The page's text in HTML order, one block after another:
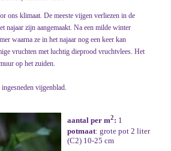
ons klimaat. De meeste vijgen verliezen in de
najaar zijn aangemaakt. Na een milde winter
waarna ze in het najaar nog een keer kan
vruchten met luchtig dieprood vruchtvlees. Het
op het zuiden.
vijgenblad.
aantal per m2: 1
potmaat: grote pot 2 liter
(C2) 10-25 cm